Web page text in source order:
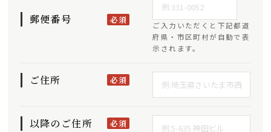
郵便番号 必須
ご入力いただくと下記都道
府県・市区町村が自動で表
示されます。
ご住所 必須
以降のご住所 必須